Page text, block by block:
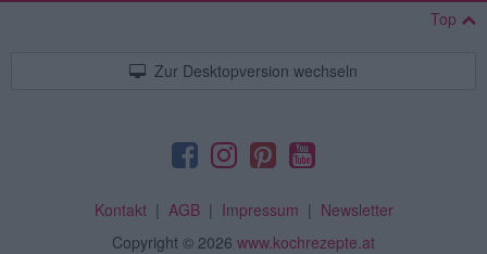
Top
Zur Desktopversion wechseln
Kontakt| AGB| Impressum | Newsletter
Copyright © 2026 www.kochrezepte.at